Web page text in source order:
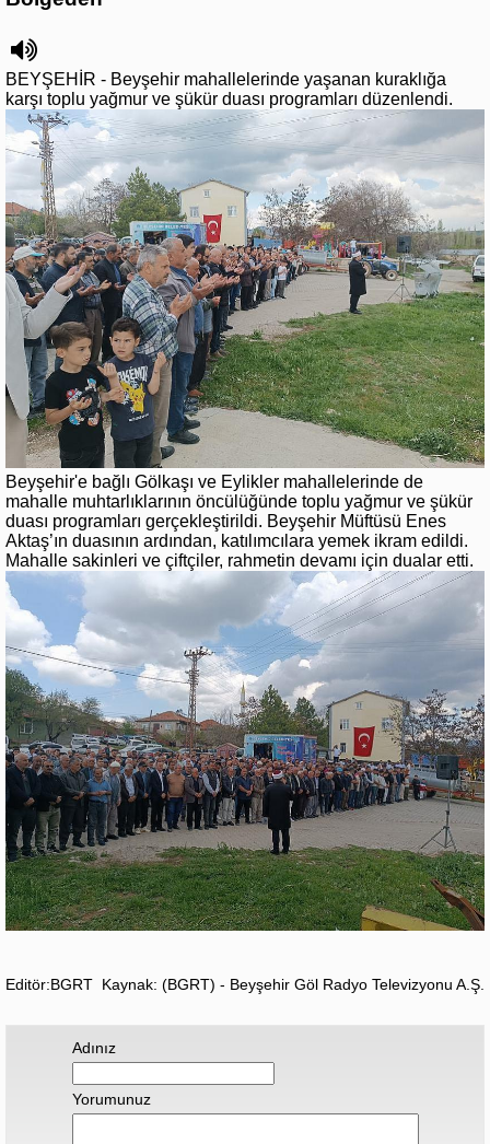
BEYŞEHİR - Beyşehir mahallelerinde yaşanan kuraklığa
karşı toplu yağmur ve şükür duası programları düzenlendi.
Beyşehir'e bağlı Gölkaşı ve Eylikler mahallelerinde de
mahalle muhtarlıklarının öncülüğünde toplu yağmur ve şükür
duası programları gerçekleştirildi. Beyşehir Müftüsü Enes
Aktaş’ın duasının ardından, katılımcılara yemek ikram edildi.
Mahalle sakinleri ve çiftçiler, rahmetin devamı için dualar etti.
Editör:BGRT Kaynak: (BGRT) - Beyşehir Göl Radyo Televizyonu A.Ş.
Adınız
Yorumunuz